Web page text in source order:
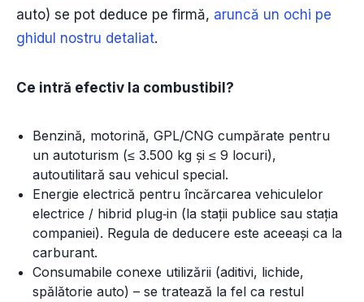
auto) se pot deduce pe firmă, aruncă un ochi pe
ghidul nostru detaliat.
Ce intră efectiv la combustibil?
Benzină, motorină, GPL/CNG cumpărate pentru
un autoturism (≤ 3.500 kg și ≤ 9 locuri),
autoutilitară sau vehicul special.
Energie electrică pentru încărcarea vehiculelor
electrice / hibrid plug‑in (la stații publice sau stația
companiei). Regula de deducere este aceeași ca la
carburant.
Consumabile conexe utilizării (aditivi, lichide,
spălătorie auto) – se tratează la fel ca restul